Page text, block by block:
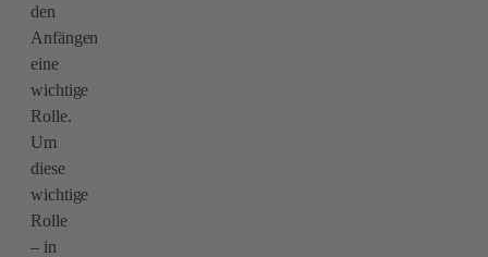
den
Anfängen
eine
wichtige
Rolle.
Um
diese
wichtige
Rolle
– in